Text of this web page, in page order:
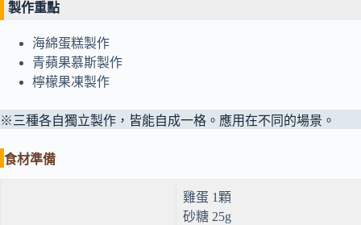
製作重點
海綿蛋糕製作
青蘋果慕斯製作
檸檬果凍製作
※三種各自獨立製作，皆能自成一格。應用在不同的場景。
食材準備
雞蛋 1顆
砂糖 25g